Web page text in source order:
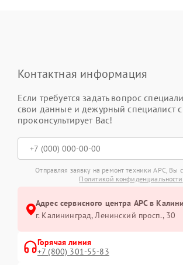
Контактная информация
Если требуется задать вопрос
свои данные и дежурный специалист
проконсультирует Вас!
Отправляя заявку на ремонт техники APC, Вы
Политикой конфиденциальности
Адрес сервисного центра APC в
г. Калининград, Ленинский просп., 30
Горячая линия
+7 (800) 301-55-83